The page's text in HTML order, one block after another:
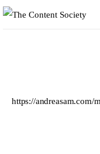
https://andreasam.com/